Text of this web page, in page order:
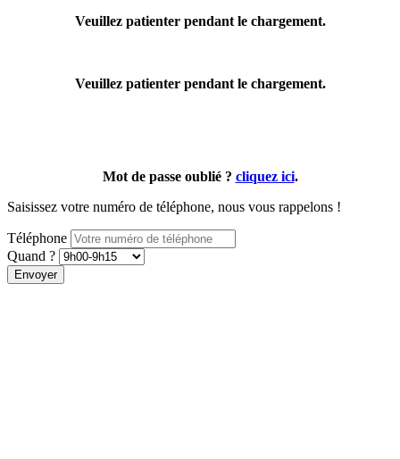
Veuillez patienter pendant le chargement.
Veuillez patienter pendant le chargement.
Mot de passe oublié ? cliquez ici.
Saisissez votre numéro de téléphone, nous vous rappelons !
Téléphone
Quand ?
Envoyer